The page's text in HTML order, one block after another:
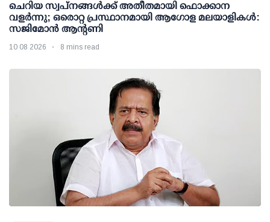
ചെറിയ സ്വപ്നങ്ങൾക്ക് അതീതമായി ഫൊക്കാന
വളർന്നു; ഒരൊറ്റ പ്രസ്ഥാനമായി ആഗോള മലയാളികൾ:
സജിമോൻ ആന്റണി
10 08 2026 8 mins read